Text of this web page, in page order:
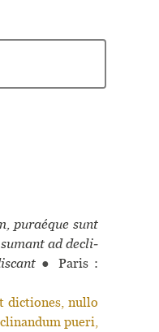
puraé­que sunt
ad decli­
● Paris :
dictiones, nullo
pueri,